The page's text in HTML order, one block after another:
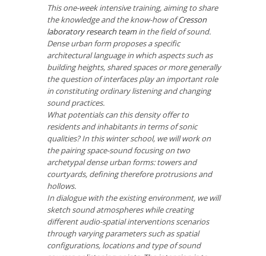
This one-week intensive training, aiming to share
the knowledge and the know-how ofCresson
laboratory research teamin the field of sound.
Dense urban form proposes a specific
architectural language in which aspects such as
building heights, shared spaces or more generally
the question of interfaces play an important role
in constituting ordinary listening and changing
sound practices.
What potentials can this density offer to
residents and inhabitants in terms of sonic
qualities? In this winter school, we will work on
the pairing space-sound focusing on two
archetypal dense urban forms: towers and
courtyards, defining therefore protrusions and
hollows.
In dialogue with the existing environment, we will
sketch sound atmospheres while creating
different audio-spatial interventions scenarios
through varying parameters such as spatial
configurations, locations and type of sound